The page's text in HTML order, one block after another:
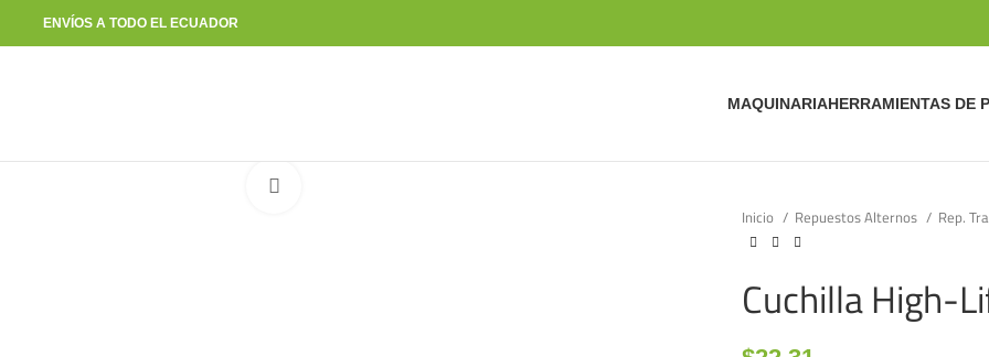
ENVÍOS A TODO EL ECUADOR
MAQUINARIAHERRAMIENTAS DE
Inicio Repuestos Alternos Rep.
Cuchilla High-